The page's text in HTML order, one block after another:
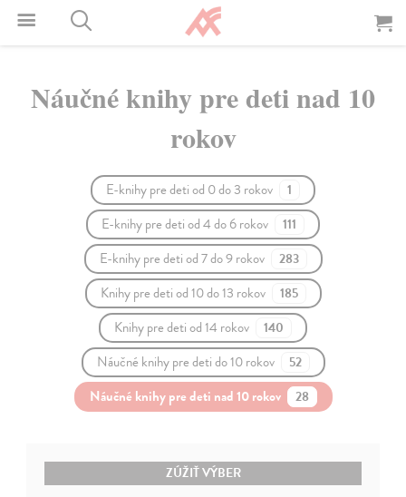
Náučné knihy pre deti nad 10
rokov
E-knihy pre deti od 0 do 3 rokov 1
E-knihy pre deti od 4 do 6 rokov 111
E-knihy pre deti od 7 do 9 rokov 283
Knihy pre deti od 10 do 13 rokov 185
Knihy pre deti od 14 rokov 140
Náučné knihy pre deti do 10 rokov 52
Náučné knihy pre deti nad 10 rokov 28
ZÚŽIŤ VÝBER